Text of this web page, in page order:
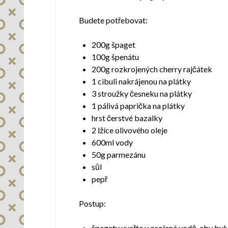
Budete potřebovat:
200g špaget
100g špenátu
200g rozkrojených cherry rajčátek
1 cibuli nakrájenou na plátky
3 stroužky česneku na plátky
1 pálivá paprička na plátky
hrst čerstvé bazalky
2 lžíce olivového oleje
600ml vody
50g parmezánu
sůl
pepř
Postup: